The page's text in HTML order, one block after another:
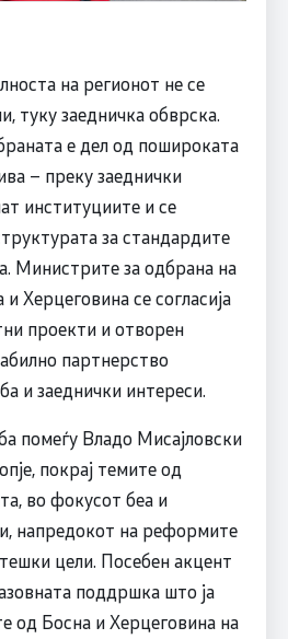
на регионот не се
туку заедничка обврска.
е дел од пошироката
– преку заеднички
институциите и се
за стандардите
Министрите за одбрана на
Херцеговина се согласија
проекти и отворен
партнерство
и заеднички интереси.
помеѓу Владо Мисајловски
покрај темите од
во фокусот беа и
напредокот на реформите
цели. Посебен акцент
поддршка што ја
од Босна и Херцеговина на